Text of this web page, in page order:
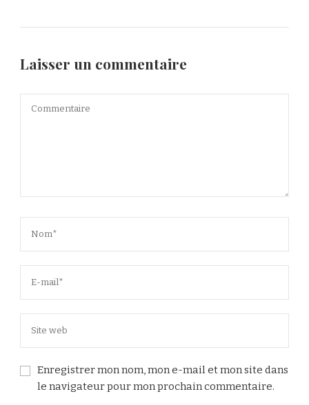
Laisser un commentaire
Enregistrer mon nom, mon e-mail et mon site dans
le navigateur pour mon prochain commentaire.